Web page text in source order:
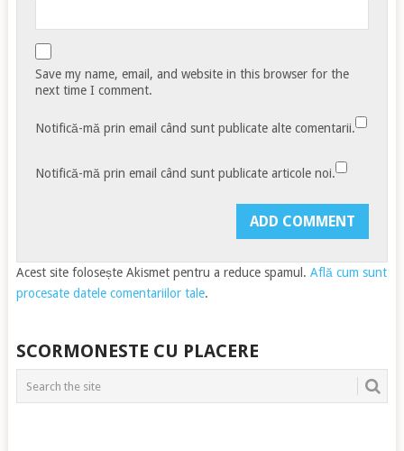
Save my name, email, and website in this browser for the
next time I comment.
Notifică-mă prin email când sunt publicate alte comentarii.
Notifică-mă prin email când sunt publicate articole noi.
Acest site folosește Akismet pentru a reduce spamul. Află cum sunt
procesate datele comentariilor tale.
SCORMONESTE CU PLACERE